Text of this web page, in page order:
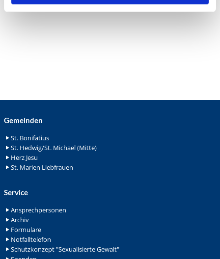
Gemeinden
St. Bonifatius
St. Hedwig/St. Michael (Mitte)
Herz Jesu
St. Marien Liebfrauen
Service
Ansprechpersonen
Archiv
Formulare
Notfalltelefon
Schutzkonzept "Sexualisierte Gewalt"